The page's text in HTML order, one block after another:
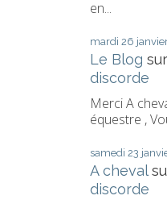
en...
mardi 26
Le Blog sur
discorde
Merci A
équestre ,
samedi 23
A cheval
discorde